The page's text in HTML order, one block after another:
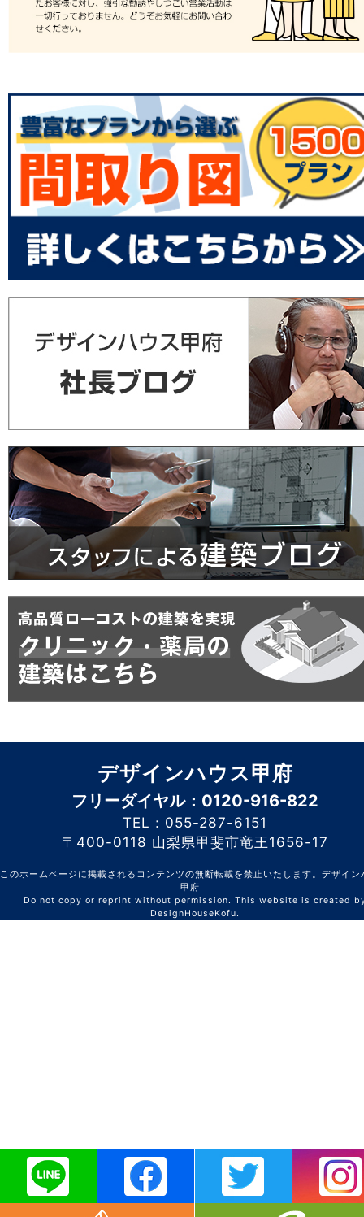
デザインハウス甲府
フリーダイヤル：0120-916-822
TEL：055-287-6151
〒400-0118 山梨県甲斐市竜王1656-17
このホームページに掲載されるコンテンツの無断転載を禁止いたします。デザイン
甲府
Do not copy or reprint without permission. This website is created
DesignHouseKofu.